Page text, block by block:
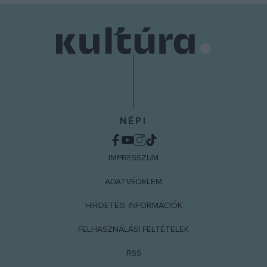
NÉPI
IMPRESSZUM
ADATVÉDELEM
HIRDETÉSI INFORMÁCIÓK
FELHASZNÁLÁSI FELTÉTELEK
RSS